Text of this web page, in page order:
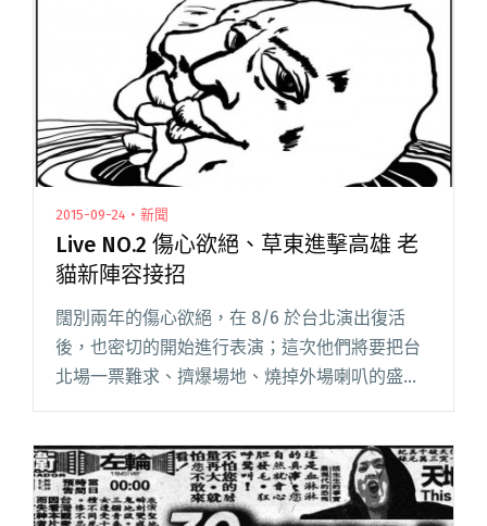
舌要將你三振出局！"
2015-09-24・新聞
Live NO.2 傷心欲絕、草東進擊高雄 老
貓新陣容接招
闊別兩年的傷心欲絕，在 8/6 於台北演出復活
後，也密切的開始進行表演；這次他們將要把台
北場一票難求、擠爆場地、燒掉外場喇叭的盛
況，帶往高雄百樂門酒館啦！ 傷心欲絕復出場獨
受的。當時便讓許多樂迷湧入閱讀全文 "Live
NO.2 傷心欲絕、草東進擊高雄 老貓新陣容接招"